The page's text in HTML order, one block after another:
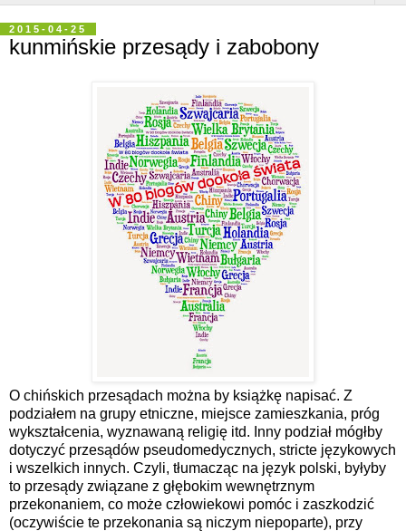
2015-04-25
kunmińskie przesądy i zabobony
O chińskich przesądach można by książkę napisać. Z
podziałem na grupy etniczne, miejsce zamieszkania, próg
wykształcenia, wyznawaną religię itd. Inny podział mógłby
dotyczyć przesądów pseudomedycznych, stricte językowych
i wszelkich innych. Czyli, tłumacząc na język polski, byłyby
to przesądy związane z głębokim wewnętrznym
przekonaniem, co może człowiekowi pomóc i zaszkodzić
(oczywiście te przekonania są niczym niepoparte), przy